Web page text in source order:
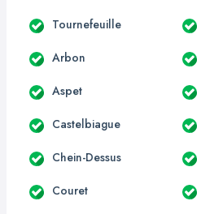
Tournefeuille
Arbon
Aspet
Castelbiague
Chein-Dessus
Couret